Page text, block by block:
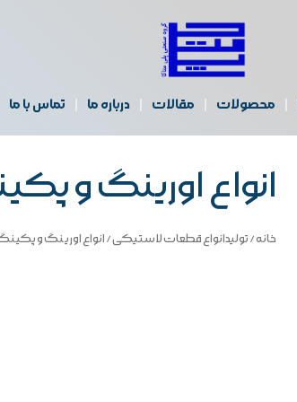
محصولات مقالات درباره ما تماس با ما
انواع اورینگ و
خانه/تولیدانواع قطعات لاستیکی/ انواع اورینگ و